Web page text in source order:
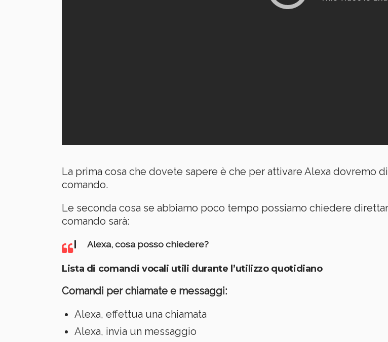
La prima cosa che dovete sapere è che per attivare Alexa dovremo
comando.
Le seconda cosa se abbiamo poco tempo possiamo chiedere
comando sarà:
Alexa, cosa posso chiedere?
Lista di comandi vocali utili durante l’utilizzo quotidiano
Comandi per chiamate e messaggi:
Alexa, effettua una chiamata
Alexa, invia un messaggio